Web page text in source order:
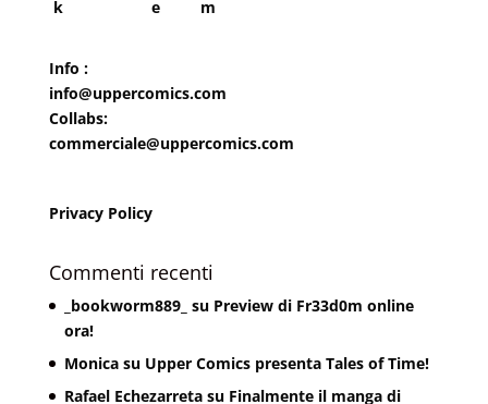
Info :
info@uppercomics.com
Collabs:
commerciale@uppercomics.com
Privacy Policy
Commenti recenti
_bookworm889_ su Preview di Fr33d0m online
ora!
Monicasu Upper Comics presenta Tales of Time!
Rafael Echezarretasu Finalmente il manga di